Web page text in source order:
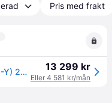
Pris med frakt
Swedoor Indus Ytterdörr vit (S 0502-Y) 2080x888 mm 13 299 kr
Eller 4 581 kr/mån